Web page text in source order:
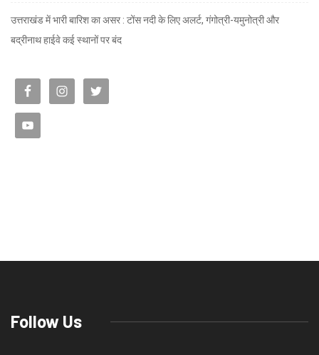
उत्तराखंड में भारी बारिश का असर : टोंस नदी के लिए अलर्ट, गंगोत्री-यमुनोत्री और
बद्रीनाथ हाईवे कई स्थानों पर बंद
Follow Us